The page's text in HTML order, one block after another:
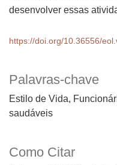
Palavras-chave
Estilo de Vida,
saudáveis
Como Citar
desenvolver essas
https://doi.org/10.36556/